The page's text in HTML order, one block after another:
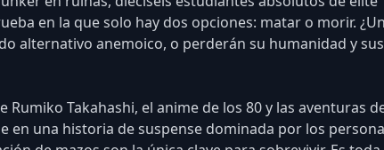
en la que solo hay dos opciones: matar o morir.
alternativo anemoico, o perderán su humanidad y sus
Takahashi, el anime de los 80 y las aventuras
en una historia de suspense dominada por los